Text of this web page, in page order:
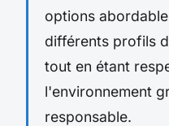
options
différents profils
tout en étant
l'environnement
responsable.